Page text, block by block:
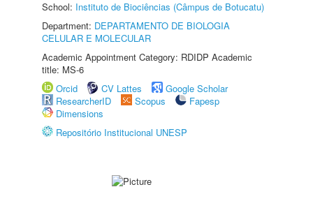
School: Instituto de Biociências (Câmpus de Botucatu)
Department: DEPARTAMENTO DE BIOLOGIA
CELULAR E MOLECULAR
Academic Appointment Category: RDIDP Academic
title: MS-6
Orcid
CV Lattes
Google Scholar
ResearcherID
Scopus
Fapesp
Dimensions
Repositório Institucional UNESP